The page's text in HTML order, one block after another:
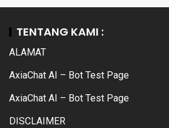
TENTANG KAMI :
ALAMAT
AxiaChat AI – Bot Test Page
AxiaChat AI – Bot Test Page
DISCLAIMER